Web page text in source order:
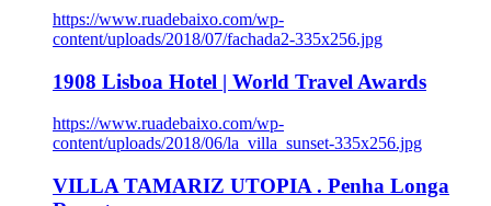
https://www.ruadebaixo.com/wp-
content/uploads/2018/07/fachada2-335x256.jpg
1908 Lisboa Hotel | World Travel Awards
https://www.ruadebaixo.com/wp-
content/uploads/2018/06/la_villa_sunset-335x256.jpg
VILLA TAMARIZ UTOPIA . Penha Longa